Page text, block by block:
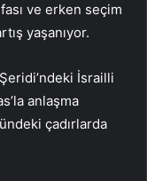
ve erken seçim
yaşanıyor.
İsrailli
anlaşma
çadırlarda